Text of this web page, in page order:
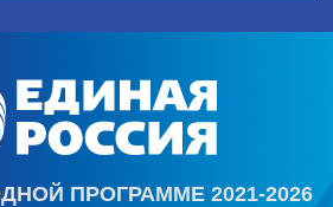
ПРОГРАММЕ 2021-2026